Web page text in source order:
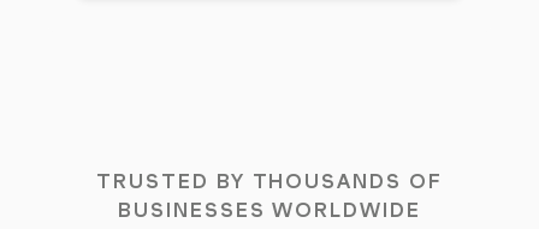
TRUSTED BY THOUSANDS OF
BUSINESSES WORLDWIDE